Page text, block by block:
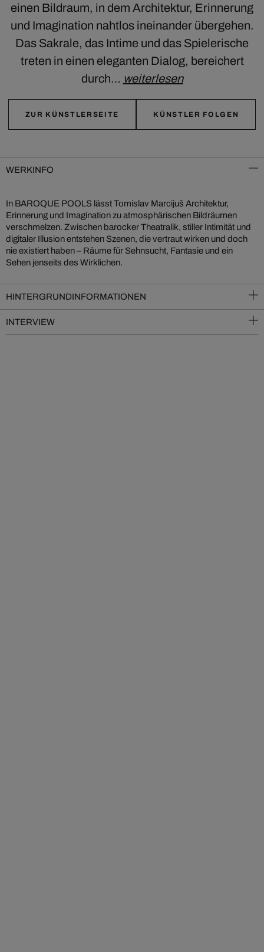
einen Bildraum, in dem Architektur, Erinnerung
und Imagination nahtlos ineinander übergehen.
Das Sakrale, das Intime und das Spielerische
treten in einen eleganten Dialog, bereichert
durch… weiterlesen
ZUR KÜNSTLERSEITE KÜNSTLER FOLGEN
WERKINFO
In BAROQUE POOLS lässt Tomislav Marcijuš Architektur,
Erinnerung und Imagination zu atmosphärischen Bildräumen
verschmelzen. Zwischen barocker Theatralik, stiller Intimität und
digitaler Illusion entstehen Szenen, die vertraut wirken und doch
nie existiert haben – Räume für Sehnsucht, Fantasie und ein
Sehen jenseits des Wirklichen.
HINTERGRUNDINFORMATIONEN
INTERVIEW